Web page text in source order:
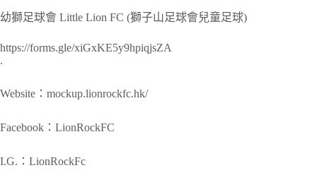
幼獅足球會 Little Lion FC (獅子山足球會兒童足球)
https://forms.gle/xiGxKE5y9hpiqjsZA
.
Website：mockup.lionrockfc.hk/
Facebook：LionRockFC
I.G.：LionRockFc